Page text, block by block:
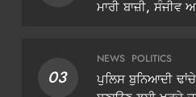
ਮਾਰੀ ਬਾਜ਼ੀ, ਸੰਜੀਵ
03
NEWS POLITICS
ਪੁਲਿਸ ਬੁਨਿਆਦੀ